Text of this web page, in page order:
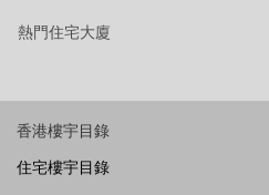
熱門住宅大廈
香港樓宇目錄
住宅樓宇目錄